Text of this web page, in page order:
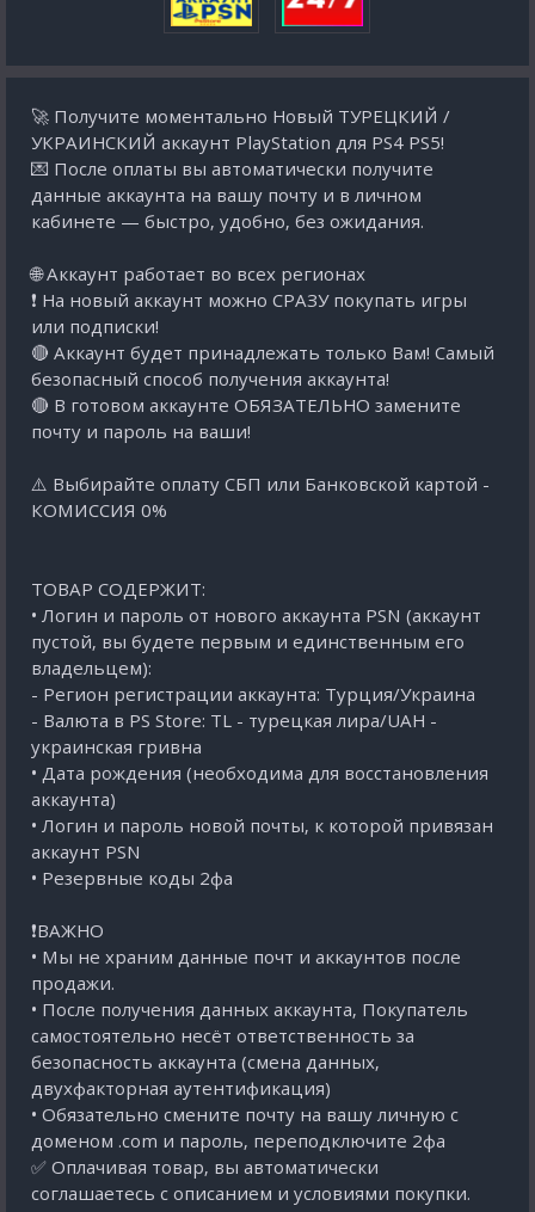
🚀 Получите моментально Новый ТУРЕЦКИЙ /
УКРАИНСКИЙ аккаунт PlayStation для PS4 PS5!
💌 После оплаты вы автоматически получите
данные аккаунта на вашу почту и в личном
кабинете — быстро, удобно, без ожидания.
🌐 Аккаунт работает во всех регионах
❗ На новый аккаунт можно СРАЗУ покупать игры
или подписки!
🔴 Аккаунт будет принадлежать только Вам! Самый
безопасный способ получения аккаунта!
🔴 В готовом аккаунте ОБЯЗАТЕЛЬНО замените
почту и пароль на ваши!
⚠️ Выбирайте оплату СБП или Банковской картой -
КОМИССИЯ 0%
ТОВАР СОДЕРЖИТ:
• Логин и пароль от нового аккаунта PSN (аккаунт
пустой, вы будете первым и единственным его
владельцем):
- Регион регистрации аккаунта: Турция/Украина
- Валюта в PS Store: TL - турецкая лира/UAH -
украинская гривна
• Дата рождения (необходима для восстановления
аккаунта)
• Логин и пароль новой почты, к которой привязан
аккаунт PSN
• Резервные коды 2фа
❗ВАЖНО
• Мы не храним данные почт и аккаунтов после
продажи.
• После получения данных аккаунта, Покупатель
самостоятельно несёт ответственность за
безопасность аккаунта (смена данных,
двухфакторная аутентификация)
• Обязательно смените почту на вашу личную с
доменом .com и пароль, переподключите 2фа
✅ Оплачивая товар, вы автоматически
соглашаетесь с описанием и условиями покупки.